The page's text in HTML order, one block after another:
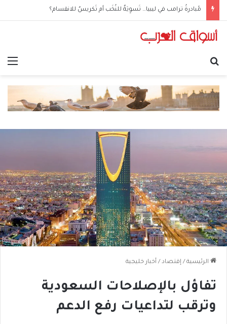
مُبادرةُ ترامب في ليبيا… تَسوِيَةٌ للنُخَب أم تَكريسٌ للانقسام؟
الرئيسية / إقتصاد / أخبار خليجية
تفاؤل بالإصلاحات السعودية
وترقب لتداعيات رفع الدعم